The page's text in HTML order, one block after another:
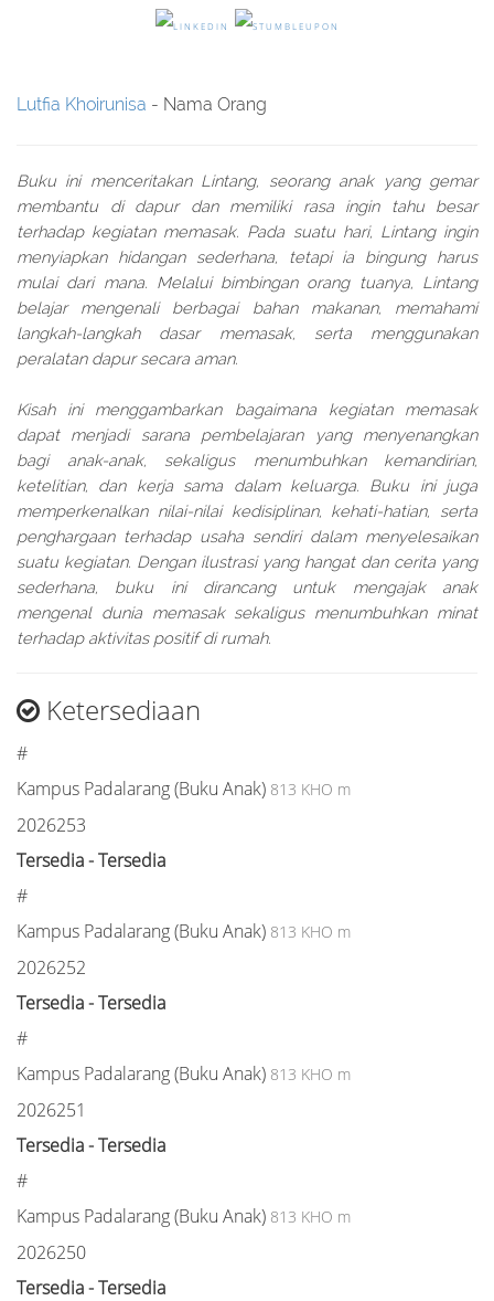
Lutfia Khoirunisa - Nama Orang
Buku ini menceritakan Lintang, seorang anak yang gemar
membantu di dapur dan memiliki rasa ingin tahu besar
terhadap kegiatan memasak. Pada suatu hari, Lintang ingin
menyiapkan hidangan sederhana, tetapi ia bingung harus
mulai dari mana. Melalui bimbingan orang tuanya, Lintang
belajar mengenali berbagai bahan makanan, memahami
langkah-langkah dasar memasak, serta menggunakan
peralatan dapur secara aman.
Kisah ini menggambarkan bagaimana kegiatan memasak
dapat menjadi sarana pembelajaran yang menyenangkan
bagi anak-anak, sekaligus menumbuhkan kemandirian,
ketelitian, dan kerja sama dalam keluarga. Buku ini juga
memperkenalkan nilai-nilai kedisiplinan, kehati-hatian, serta
penghargaan terhadap usaha sendiri dalam menyelesaikan
suatu kegiatan. Dengan ilustrasi yang hangat dan cerita yang
sederhana, buku ini dirancang untuk mengajak anak
mengenal dunia memasak sekaligus menumbuhkan minat
terhadap aktivitas positif di rumah.
Ketersediaan
#
Kampus Padalarang (Buku Anak) 813 KHO m
2026253
Tersedia - Tersedia
#
Kampus Padalarang (Buku Anak) 813 KHO m
2026252
Tersedia - Tersedia
#
Kampus Padalarang (Buku Anak) 813 KHO m
2026251
Tersedia - Tersedia
#
Kampus Padalarang (Buku Anak) 813 KHO m
2026250
Tersedia - Tersedia